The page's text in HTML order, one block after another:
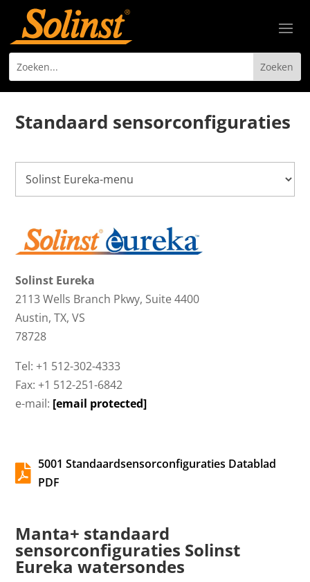
Standaard sensorconfiguraties
Solinst Eureka
2113 Wells Branch Pkwy, Suite 4400
Austin, TX, VS
78728
Tel: +1 512-302-4333
Fax: +1 512-251-6842
e-mail: [email protected]
 5001 Standaardsensorconfiguraties Datablad
PDF
Manta+ standaard
sensorconfiguraties Solinst
Eureka watersondes